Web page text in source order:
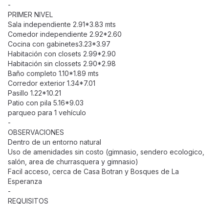
-
PRIMER NIVEL
Sala independiente 2.91*3.83 mts
Comedor independiente 2.92*2.60
Cocina con gabinetes3.23*3.97
Habitación con closets 2.99*2.90
Habitación sin clossets 2.90*2.98
Baño completo 1.10*1.89 mts
Corredor exterior 1.34*7.01
Pasillo 1.22*10.21
Patio con pila 5.16*9.03
parqueo para 1 vehículo
-
OBSERVACIONES
Dentro de un entorno natural
Uso de amenidades sin costo (gimnasio, sendero ecologico,
salón, area de churrasquera y gimnasio)
Facil acceso, cerca de Casa Botran y Bosques de La
Esperanza
-
REQUISITOS